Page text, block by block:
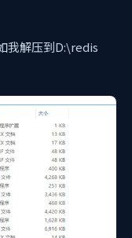
我解压到D:\redis